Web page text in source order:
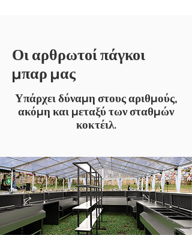
Οι αρθρωτοί πάγκοι
μπαρ μας
Υπάρχει δύναμη στους αριθμούς,
ακόμη και μεταξύ των σταθμών
κοκτέιλ.